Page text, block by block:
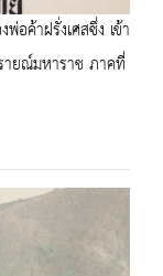
อค้าฝรั่งเศสซึ่ง เข้า
ายณ์มหาราช ภาคที่